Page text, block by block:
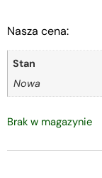
Nasza cena:
Stan
Nowa
Brak w magazynie